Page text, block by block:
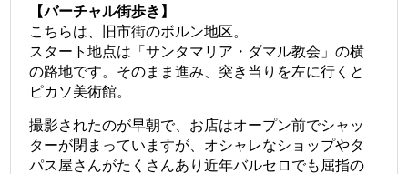
【バーチャル街歩き】
こちらは、旧市街のボルン地区。
スタート地点は「サンタマリア・ダマル教会」の横
の路地です。そのまま進み、突き当りを左に行くと
ピカソ美術館。
撮影されたのが早朝で、お店はオープン前でシャッ
ターが閉まっていますが、オシャレなショップやタ
パス屋さんがたくさんあり近年バルセロでも屈指の